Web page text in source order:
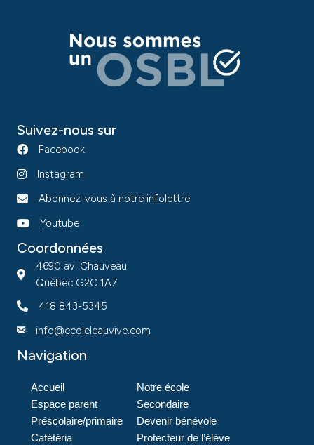
Suivez-nous sur
Facebook
Instagram
Abonnez-vous à notre infolettre
Youtube
Coordonnées
4690 av. Chauveau
Québec G2C 1A7
418 843-5345
info@ecoleleauvive.com
Navigation
Accueil
Espace parent
Préscolaire/primaire
Cafétéria
Notre école
Secondaire
Devenir bénévole
Protecteur de l’élève